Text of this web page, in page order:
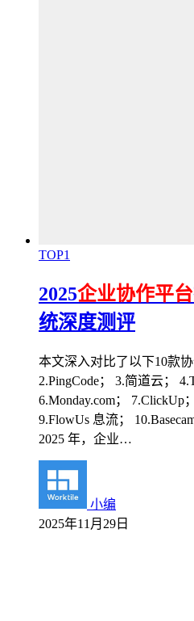
TOP1
2025企业协作平台
统深度测评
本文深入对比了以下10款协
2.PingCode； 3.简道云；
6.Monday.com； 7.ClickUp
9.FlowUs 息流；
2025 年，企业…
小编
2025年11月29日